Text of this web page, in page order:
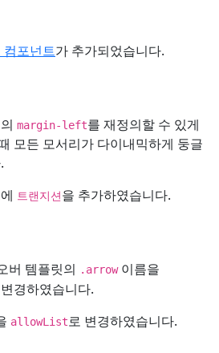
컴포넌트가 추가되었습니다.
margin-left를 재정의할 수 있게
모든 모서리가 다이내믹하게 둥글
트랜지션을 추가하였습니다.
버 템플릿의 .arrow이름을
경하였습니다.
allowList로 변경하였습니다.